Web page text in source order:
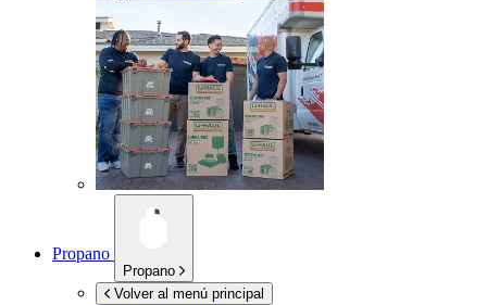
Propano
Propano
Volver al menú principal